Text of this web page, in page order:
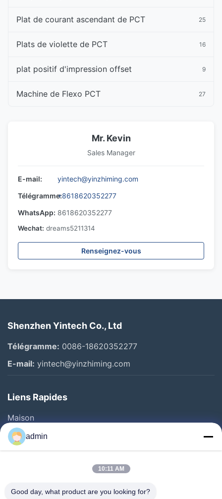
Plat de courant ascendant de PCT 25
Plats de violette de PCT 16
plat positif d'impression offset 9
Machine de Flexo PCT 27
Mr. Kevin
Sales Manager
E-mail:
yintech@yinzhiming.com
Télégramme:+8618620352277
WhatsApp: 8618620352277
Wechat: dreams5211314
Renseignez-vous
Shenzhen Yintech Co., Ltd
Télégramme: 0086-18620352277
E-mail: yintech@yinzhiming.com
Liens Rapides
Maison
Produits
Vidéos
Visite D'usine
admin
10:11 AM
Good day, what product are you looking for?